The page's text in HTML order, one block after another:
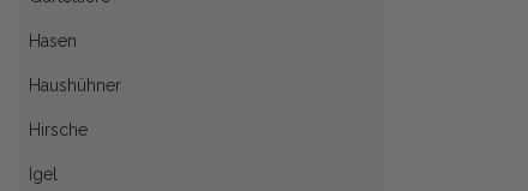
Hasen
Haushühner
Hirsche
Igel